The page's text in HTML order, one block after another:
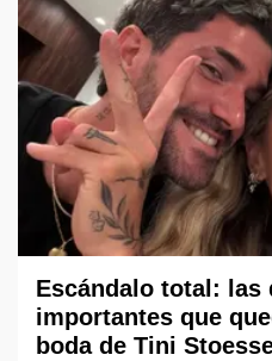
Escándalo total: las
importantes que
boda de Tini